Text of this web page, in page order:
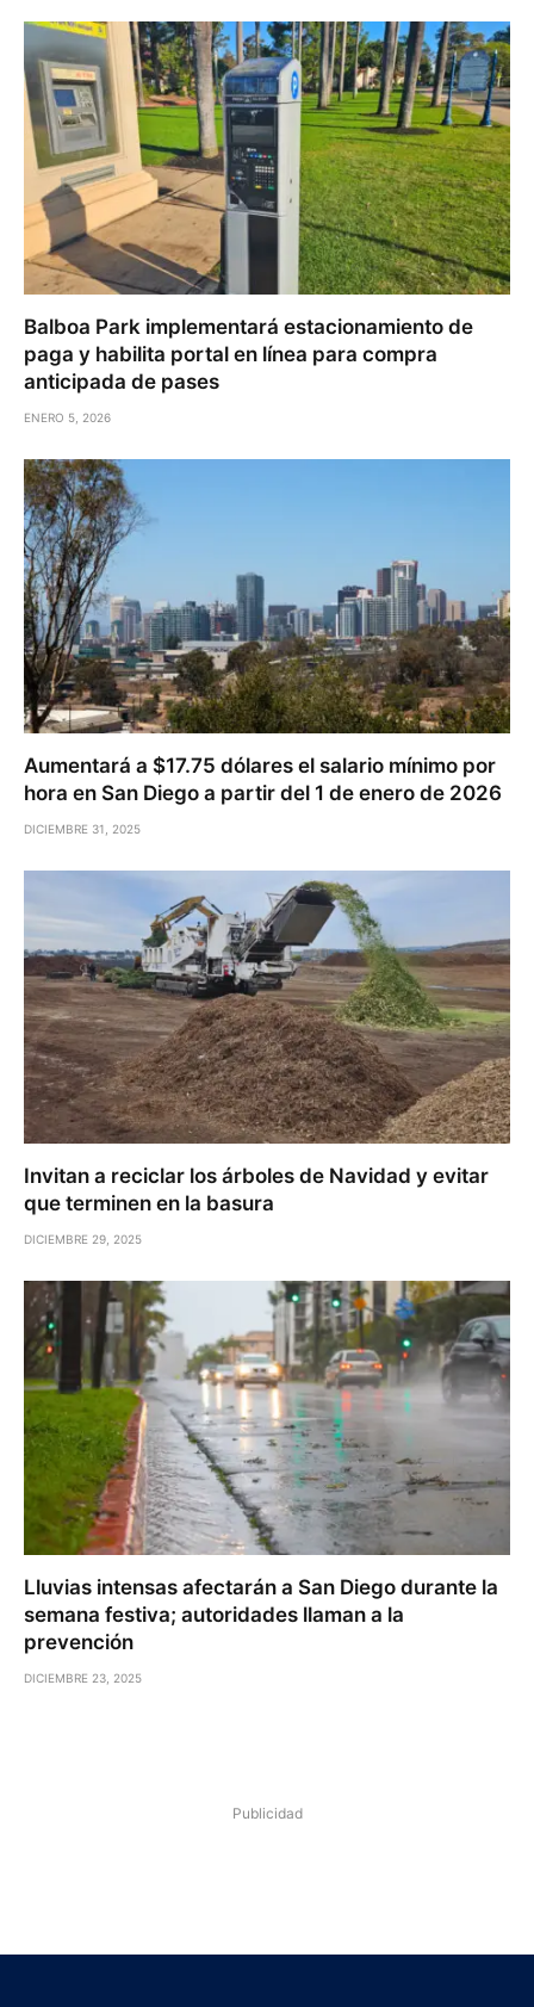
Balboa Park implementará estacionamiento de
paga y habilita portal en línea para compra
anticipada de pases
ENERO 5, 2026
Aumentará a $17.75 dólares el salario mínimo por
hora en San Diego a partir del 1 de enero de 2026
DICIEMBRE 31, 2025
Invitan a reciclar los árboles de Navidad y evitar
que terminen en la basura
DICIEMBRE 29, 2025
Lluvias intensas afectarán a San Diego durante la
semana festiva; autoridades llaman a la
prevención
DICIEMBRE 23, 2025
Publicidad